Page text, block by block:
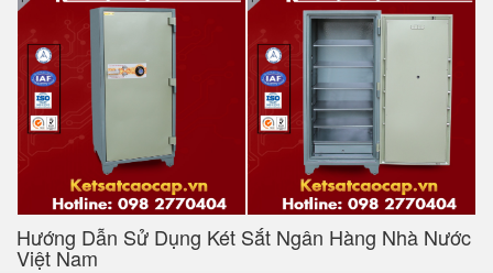
Hướng Dẫn Sử Dụng Két Sắt Ngân Hàng Nhà Nước
Việt Nam